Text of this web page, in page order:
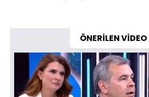
ÖNERİLEN VİDEO